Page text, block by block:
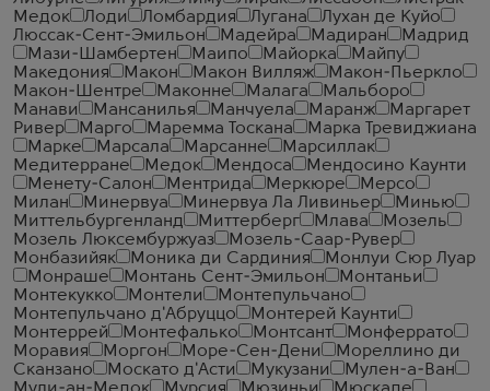
Медок
Лоди Ломбардия Лугана
Лухан де Куйо
Люссак-Сент-Эмильон
Мадейра Мадиран
Мадрид
Мази-Шамбертен
Маипо Майорка
Майпу
Македония
Макон Макон Вилляж
Макон-Пьеркло
Макон-Шентре
Маконне Малага
Мальборо
Манави
Мансанилья Манчуела Маранж
Маргарет
Ривер
Марго Маремма Тоскана
Марка Тревиджиана
Марке
Марсала Марсанне
Марсиллак
Медитерране
Медок Мендоса
Мендосино Каунти
Менету-Салон
Ментрида Меркюре
Мерсо
Милан
Минервуа Минервуа Ла Ливиньер
Минью
Миттельбургенланд
Миттерберг Млава
Мозель
Мозель Люксембуржуаз
Мозель-Саар-Рувер
Монбазийяк
Моника ди Сардиния
Монлуи Сюр Луар
Монраше
Монтань Сент-Эмильон
Монтаньи
Монтекукко
Монтели
Монтепульчано
Монтепульчано д'Абруццо
Монтерей Каунти
Монтеррей
Монтефалько Монтсант
Монферрато
Моравия
Моргон Море-Сен-Дени
Мореллино ди
Сканзано
Москато д'Асти Мукузани
Мулен-а-Ван